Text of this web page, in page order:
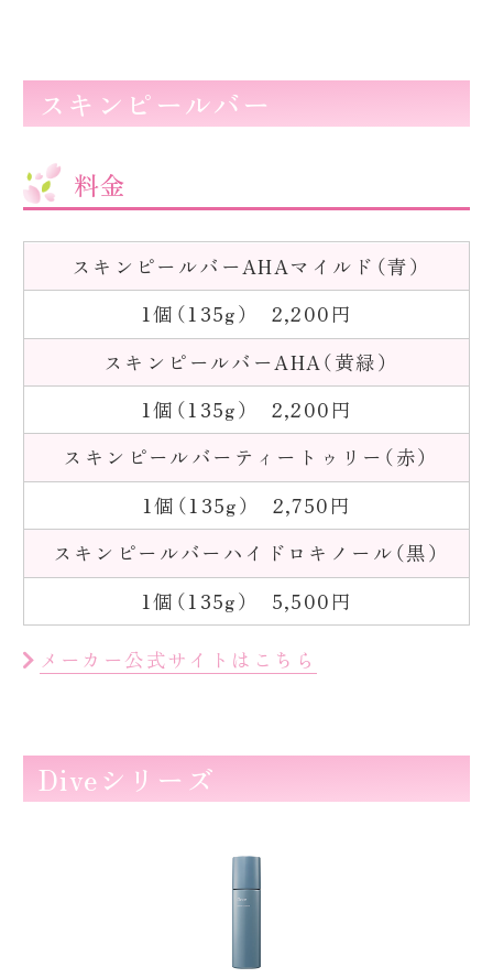
スキンピールバー
料金
スキンピールバーAHAマイルド（青）
1個（135g） 2,200円
スキンピールバーAHA（黄緑）
1個（135g） 2,200円
スキンピールバーティートゥリー（赤）
1個（135g） 2,750円
スキンピールバーハイドロキノール（黒）
1個（135g） 5,500円
メーカー公式サイトはこちら
Diveシリーズ